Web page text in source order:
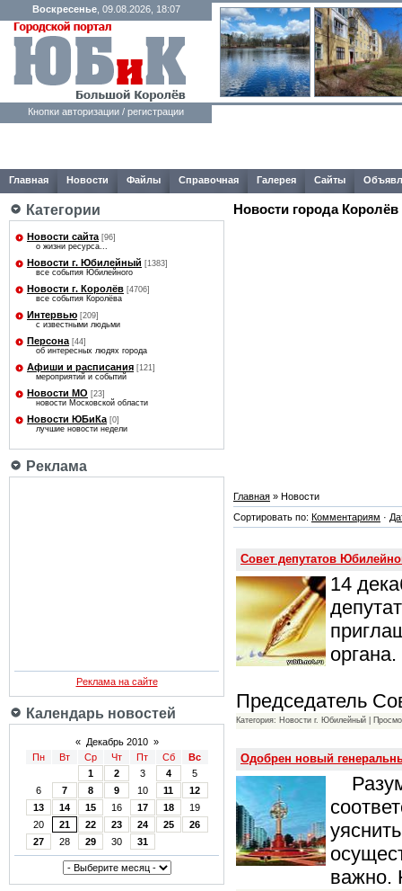
Воскресенье, 09.08.2026, 18:07
Кнопки авторизации / регистрации
Главная Новости Файлы Справочная Галерея Сайты
Категории
Новости сайта [96]
о жизни ресурса...
Новости г. Юбилейный [1383]
все события Юбилейного
Новости г. Королёв [4706]
все события Королёва
Интервью [209]
с известными людьми
Персона [44]
об интересных людях города
Афиши и расписания [121]
мероприятий и событий
Новости МО [23]
новости Московской области
Новости ЮБиКа [0]
лучшие новости недели
Реклама
Реклама на сайте
Календарь новостей
« Декабрь 2010 »
Пн
Вт Ср Чт Пт Сб
Вс
1
2 3 4
5
6
7 8 9 10 11
12
13
14 15 16 17 18
19
20
21 22 23 24 25
26
27
28 29 30 31
Новости города Королёв
Главная » Новости
Сортировать по: Комментариям ·
Совет депутатов
14
Председатель
Категория: Новости г. Юбилейный |
Одобрен новый
важно.